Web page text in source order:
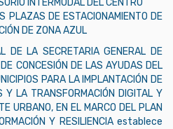
INTERMODAL DEL CENTRO
PLAZAS DE ESTACIONAMIENTO DE
DE ZONA AZUL
DE LA SECRETARIA GENERAL DE
CONCESIÓN DE LAS AYUDAS DEL
PARA LA IMPLANTACIÓN DE
Y LA TRANSFORMACIÓN DIGITAL Y
URBANO, EN EL MARCO DEL PLAN
Y RESILIENCIA establece